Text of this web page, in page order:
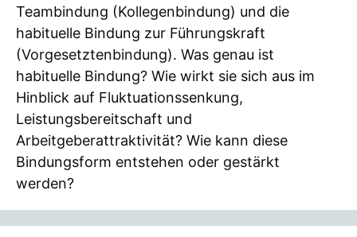
Teambindung (Kollegenbindung) und die
habituelle Bindung zur Führungskraft
(Vorgesetztenbindung). Was genau ist
habituelle Bindung? Wie wirkt sie sich aus im
Hinblick auf Fluktuationssenkung,
Leistungsbereitschaft und
Arbeitgeberattraktivität? Wie kann diese
Bindungsform entstehen oder gestärkt
werden?